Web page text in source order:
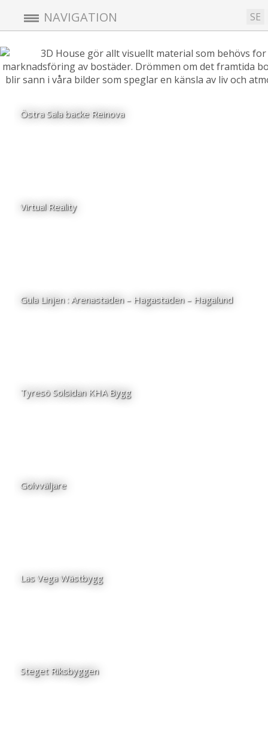
NAVIGATION SE
Östra Sala backe Reinova
Virtual Reality
Gula Linjen : Arenastaden – Hagastaden – Hagalund
Tyresö Solsidan KHA Bygg
Golvväljare
Las Vega Wästbygg
Steget Riksbyggen